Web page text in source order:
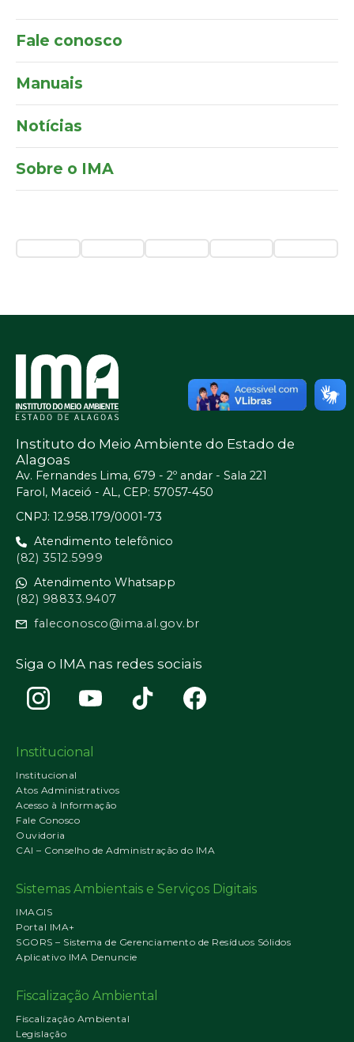
Fale conosco
Manuais
Notícias
Sobre o IMA
Instituto do Meio Ambiente do Estado de
Alagoas
Av. Fernandes Lima, 679 - 2º andar - Sala 221
Farol, Maceió - AL, CEP: 57057-450
CNPJ: 12.958.179/0001-73
Atendimento telefônico
(82) 3512.5999
Atendimento Whatsapp
(82) 98833.9407
faleconosco@ima.al.gov.br
Siga o IMA nas redes sociais
Institucional
Institucional
Atos Administrativos
Acesso à Informação
Fale Conosco
Ouvidoria
CAI – Conselho de Administração do IMA
Sistemas Ambientais e Serviços Digitais
IMAGIS
Portal IMA+
SGORS – Sistema de Gerenciamento de Resíduos Sólidos
Aplicativo IMA Denuncie
Fiscalização Ambiental
Fiscalização Ambiental
Legislação